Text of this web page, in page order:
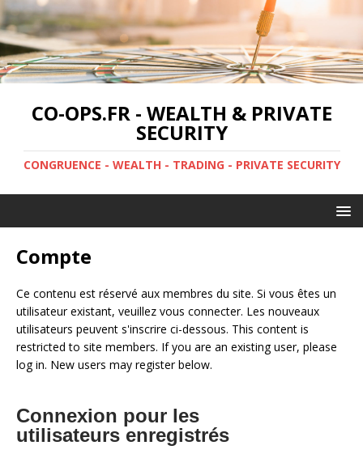
CO-OPS.FR - WEALTH & PRIVATE
SECURITY
CONGRUENCE - WEALTH - TRADING - PRIVATE SECURITY
Compte
Ce contenu est réservé aux membres du site. Si vous êtes un
utilisateur existant, veuillez vous connecter. Les nouveaux
utilisateurs peuvent s'inscrire ci-dessous. This content is
restricted to site members. If you are an existing user, please
log in. New users may register below.
Connexion pour les
utilisateurs enregistrés